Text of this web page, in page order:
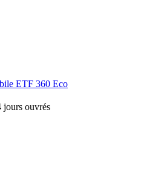
ETF 360 Eco
jours ouvrés